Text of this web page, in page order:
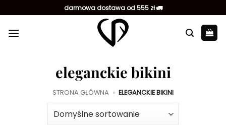
do
zawartości
darmowa dostawa od 555 zł 🚛
eleganckie bikini
STRONA GŁÓWNA » ELEGANCKIE BIKINI